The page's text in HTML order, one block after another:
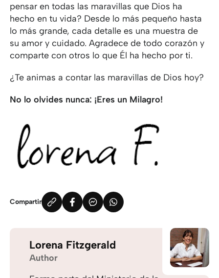
pensar en todas las maravillas que Dios ha
hecho en tu vida? Desde lo más pequeño hasta
lo más grande, cada detalle es una muestra de
su amor y cuidado. Agradece de todo corazón y
comparte con otros lo que Él ha hecho por ti.
¿Te animas a contar las maravillas de Dios hoy?
No lo olvides nunca: ¡Eres un Milagro!
Compartir
Lorena Fitzgerald
Author